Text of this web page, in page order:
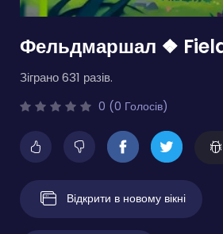
Фельдмаршал ❖
Зіграно 631 разів.
0 (0 Голосів)
Відкрити в новому вікні